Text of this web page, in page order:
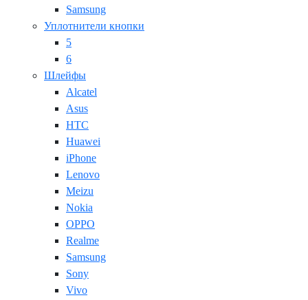
Samsung
Уплотнители кнопки
5
6
Шлейфы
Alcatel
Asus
HTC
Huawei
iPhone
Lenovo
Meizu
Nokia
OPPO
Realme
Samsung
Sony
Vivo